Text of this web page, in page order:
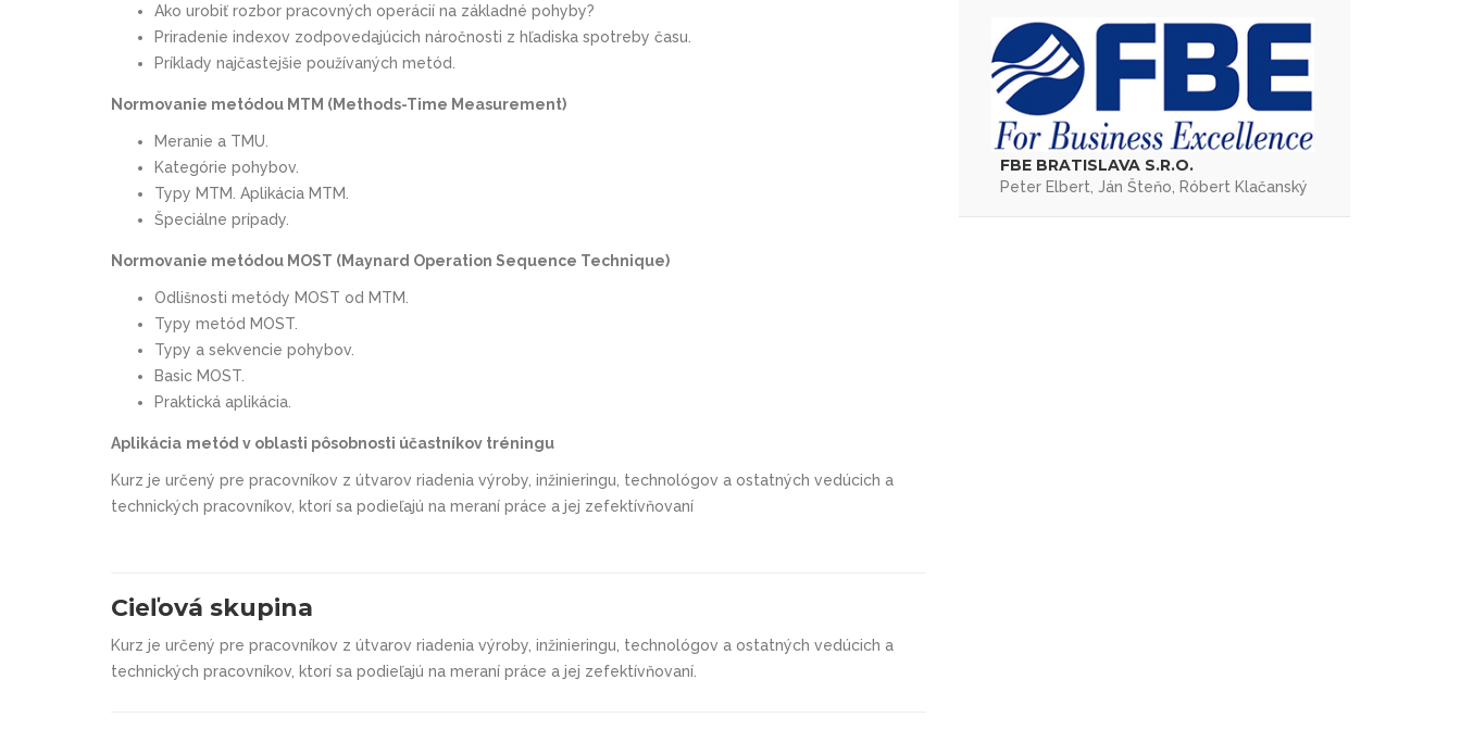
Ako urobiť rozbor pracovných operácií na základné pohyby?
Priradenie indexov zodpovedajúcich náročnosti z hľadiska spotreby času.
Príklady najčastejšie používaných metód.
Normovanie metódou MTM (Methods-Time Measurement)
Meranie a TMU.
Kategórie pohybov.
Typy MTM. Aplikácia MTM.
Špeciálne prípady.
Normovanie metódou MOST (Maynard Operation Sequence Technique)
Odlišnosti metódy MOST od MTM.
Typy metód MOST.
Typy a sekvencie pohybov.
Basic MOST.
Praktická aplikácia.
Aplikácia metód v oblasti pôsobnosti účastníkov tréningu
Kurz je určený pre pracovníkov z útvarov riadenia výroby, inžinieringu, technológov a ostatných vedúcich a
technických pracovníkov, ktorí sa podieľajú na meraní práce a jej zefektívňovaní
Cieľová skupina
Kurz je určený pre pracovníkov z útvarov riadenia výroby, inžinieringu, technológov a ostatných vedúcich a
technických pracovníkov, ktorí sa podieľajú na meraní práce a jej zefektívňovaní.
FBE BRATISLAVA S.R.O.
Peter Elbert, Ján Šteňo, Róbert Klačanský